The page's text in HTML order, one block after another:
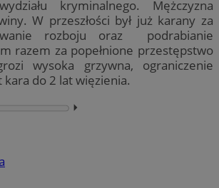
kryminalnego. Mężczyzna
W przeszłości był już karany za
rozboju oraz podrabianie
razem za popełnione przestępstwo
wysoka grzywna, ograniczenie
do 2 lat więzienia.
⏵︎